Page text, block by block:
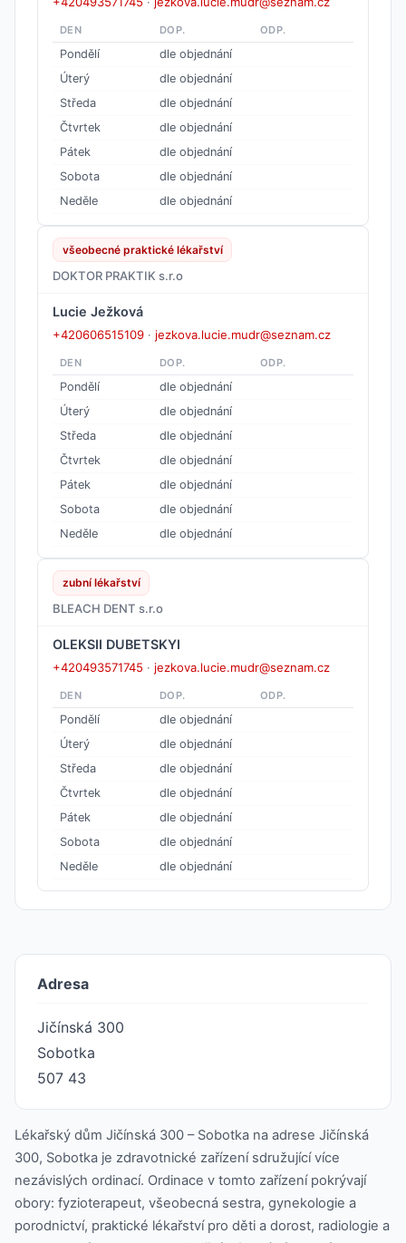
DEN DOP. ODP.
Pondělí
dle objednání
Úterý
dle objednání
Středa
dle objednání
Čtvrtek
dle objednání
Pátek
dle objednání
Sobota
dle objednání
Neděle
dle objednání
všeobecné praktické lékařství
DOKTOR PRAKTIK s.r.o
Lucie Ježková
+420606515109 · jezkova.lucie.mudr@seznam.cz
DEN DOP. ODP.
Pondělí
dle objednání
Úterý
dle objednání
Středa
dle objednání
Čtvrtek
dle objednání
Pátek
dle objednání
Sobota
dle objednání
Neděle
dle objednání
zubní lékařství
BLEACH DENT s.r.o
OLEKSII DUBETSKYI
+420493571745 · jezkova.lucie.mudr@seznam.cz
DEN DOP. ODP.
Pondělí
dle objednání
Úterý
dle objednání
Středa
dle objednání
Čtvrtek
dle objednání
Pátek
dle objednání
Sobota
dle objednání
Neděle
dle objednání
Adresa
Jičínská 300
Sobotka
507 43
Lékařský dům Jičínská 300 – Sobotka na adrese Jičínská
300, Sobotka je zdravotnické zařízení sdružující více
nezávislých ordinací. Ordinace v tomto zařízení pokrývají
obory: fyzioterapeut, všeobecná sestra, gynekologie a
porodnictví, praktické lékařství pro děti a dorost, radiologie a